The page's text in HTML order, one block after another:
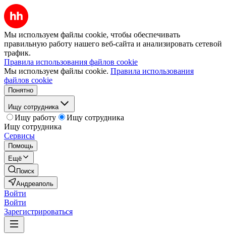
Мы используем файлы cookie, чтобы обеспечивать
правильную работу нашего веб-сайта и анализировать сетевой
трафик.
Правила использования файлов cookie
Мы используем файлы cookie. Правила использования
файлов cookie
Понятно
Ищу сотрудника
Ищу работу
Ищу сотрудника
Ищу сотрудника
Сервисы
Помощь
Ещё
Поиск
Андреаполь
Войти
Войти
Зарегистрироваться